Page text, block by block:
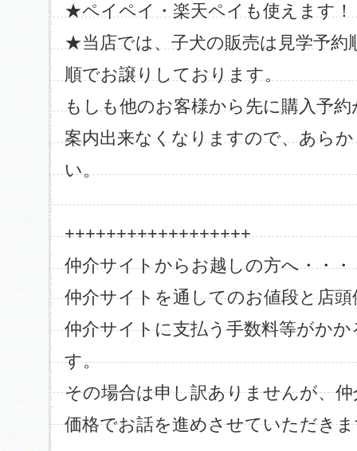
★ペイペイ・楽天ペイも使えます！
★当店では、子犬の販売は見学予約
順でお譲りしております。
もしも他のお客様から先に購入予
案内出来なくなりますので、あら
い。
++++++++++++++++++
仲介サイトからお越しの方へ・・・
仲介サイトを通してのお値段と店
仲介サイトに支払う手数料等がか
す。
その場合は申し訳ありませんが、
価格でお話を進めさせていただき